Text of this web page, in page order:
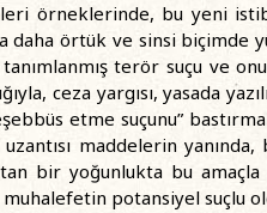
örneklerinde, bu yeni
daha örtük ve sinsi biçimde
terör suçu ve
ceza yargısı, yasada
etme suçunu”
maddelerin
bir yoğunlukta bu
potansiyel suçlu